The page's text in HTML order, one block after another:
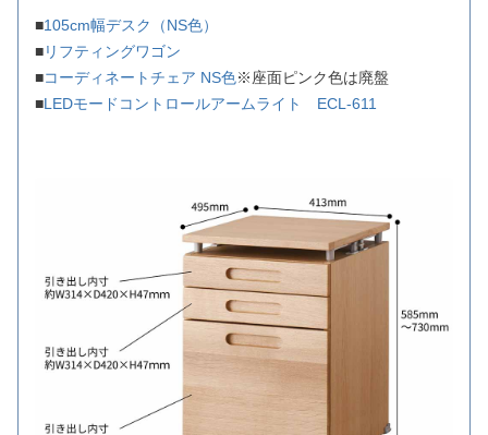
■105cm幅デスク（NS色）
■リフティングワゴン
■コーディネートチェア NS色※座面ピンク色は廃盤
■LEDモードコントロールアームライト ECL-611